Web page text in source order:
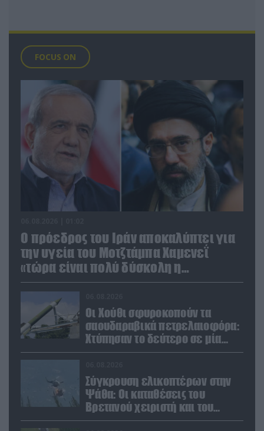
FOCUS ON
Ο πρόεδρος του Ιράν αποκαλύπτει για
την υγεία του Μοτζτάμπα Χαμενεΐ
«τώρα είναι πολύ δύσκολη η
επικοινωνία»
Οι Χούθι σφυροκοπούν τα
σαουδαραβικά πετρελαιοφόρα:
Χτύπησαν το δεύτερο σε μία
ημέρα στην Ερυθρά Θάλασσα
Σύγκρουση ελικοπτέρων στην
Ψάθα: Οι καταθέσεις του
Βρετανού χειριστή και του
Έλληνα πιλότου από το δεύτερο